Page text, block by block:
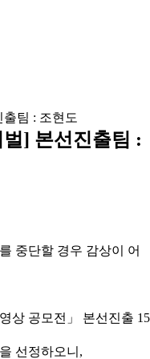
] 본선진출팀 :
중단할 경우 감상이 어
상 공모전」 본선진출 15
선정하오니,